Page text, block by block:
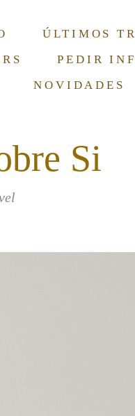
ÚLTIMOS
PEDIR
NOVIDADES
Si